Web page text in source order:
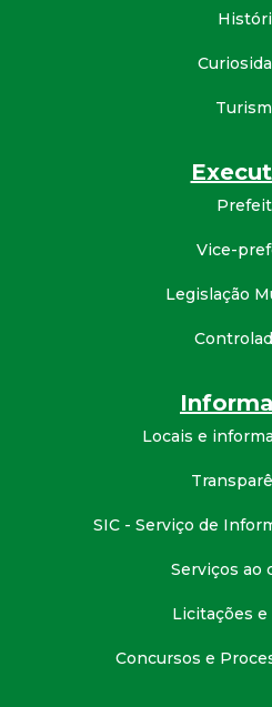
Vice-
Legislação
Locais e
SIC - Serviço de
Serviços ao
Licitações e
Concursos e